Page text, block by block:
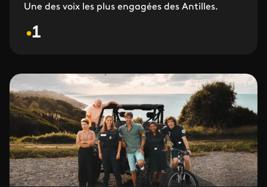
Une des voix les plus engagées des Antilles.